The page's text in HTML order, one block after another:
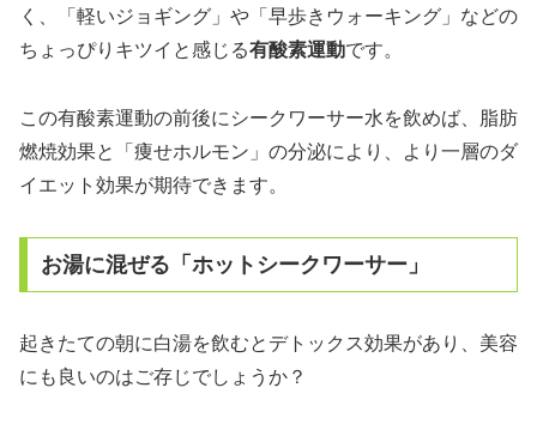
く、「軽いジョギング」や「早歩きウォーキング」などの
ちょっぴりキツイと感じる有酸素運動です。
この有酸素運動の前後にシークワーサー水を飲めば、脂肪
燃焼効果と「痩せホルモン」の分泌により、より一層のダ
イエット効果が期待できます。
お湯に混ぜる「ホットシークワーサー」
起きたての朝に白湯を飲むとデトックス効果があり、美容
にも良いのはご存じでしょうか？